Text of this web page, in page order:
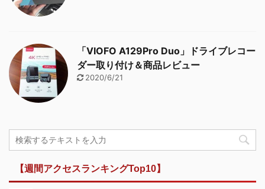
「VIOFO A129Pro Duo」ドライブレコー
ダー取り付け＆商品レビュー
2020/6/21
【週間アクセスランキングTop10】